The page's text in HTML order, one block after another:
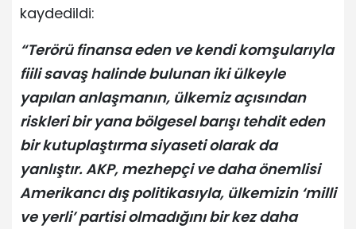
kaydedildi:
“Terörü finansa eden ve kendi komşularıyla
fiili savaş halinde bulunan iki ülkeyle
yapılan anlaşmanın, ülkemiz açısından
riskleri bir yana bölgesel barışı tehdit eden
bir kutuplaştırma siyaseti olarak da
yanlıştır. AKP, mezhepçi ve daha önemlisi
Amerikancı dış politikasıyla, ülkemizin ‘milli
ve yerli’ partisi olmadığını bir kez daha